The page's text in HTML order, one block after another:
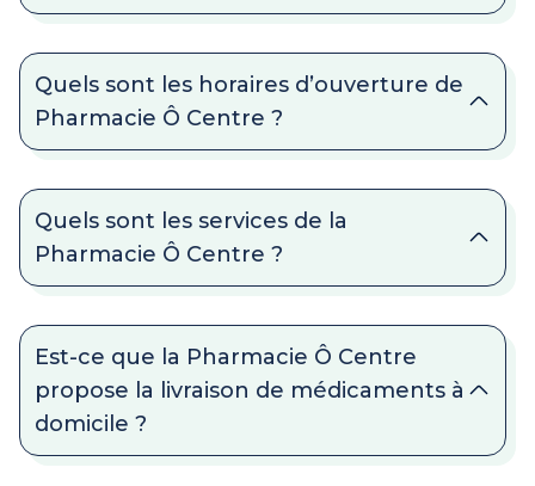
Quels sont les horaires d’ouverture de
Pharmacie Ô Centre ?
Quels sont les services de la
Pharmacie Ô Centre ?
Est-ce que la Pharmacie Ô Centre
propose la livraison de médicaments à
domicile ?